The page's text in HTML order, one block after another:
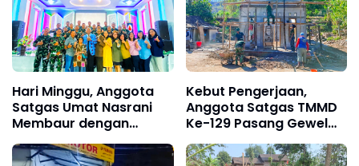
Hari Minggu, Anggota
Satgas Umat Nasrani
Membaur dengan
Warga Lakukan Ibadah
di Gereja
Kebut Pengerjaan,
Anggota Satgas TMMD
Ke-129 Pasang Gewel
Penopang Atap Rumah
Sasaran Rehab RTLH